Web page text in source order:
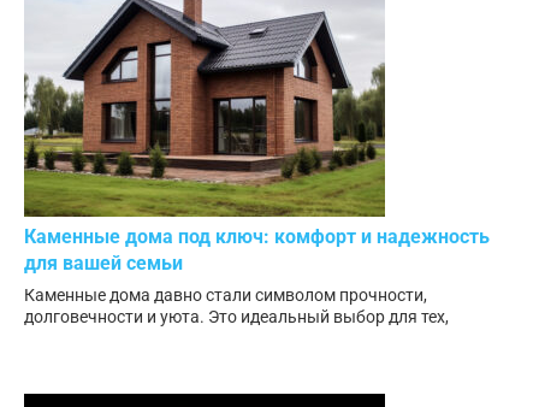
Каменные дома под ключ: комфорт и надежность
для вашей семьи
Каменные дома давно стали символом прочности,
долговечности и уюта. Это идеальный выбор для тех,